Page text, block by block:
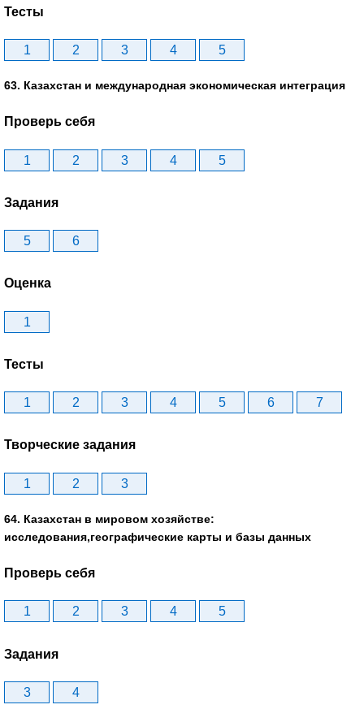
Тесты
1 2 3 4 5
63. Казахстан и международная экономическая интеграция
Проверь себя
1 2 3 4 5
Задания
5 6
Оценка
1
Тесты
1 2 3 4 5 6 7
Творческие задания
1 2 3
64. Казахстан в мировом хозяйстве:
исследования,географические карты и базы данных
Проверь себя
1 2 3 4 5
Задания
3 4